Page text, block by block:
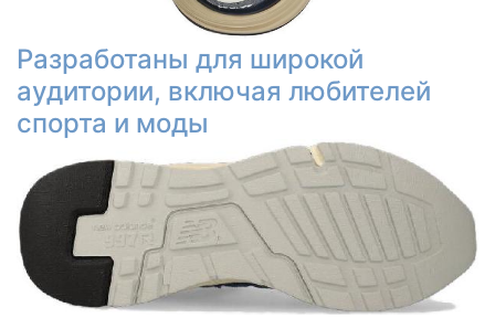
Разработаны для широкой
аудитории, включая любителей
спорта и моды